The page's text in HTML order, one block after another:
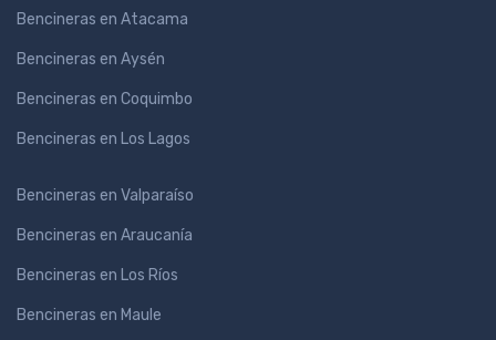
Bencineras en Atacama
Bencineras en Aysén
Bencineras en Coquimbo
Bencineras en Los Lagos
Bencineras en Valparaíso
Bencineras en Araucanía
Bencineras en Los Ríos
Bencineras en Maule